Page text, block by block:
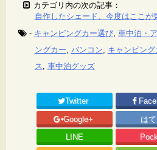
カテゴリ内の次の記事：
自作したシェード、今度はここが
- キャンピングカー選び 車中泊・
ングカー バンコン キャンピン
ス
車中泊グッズ
Twitter
Google+
は
LINE